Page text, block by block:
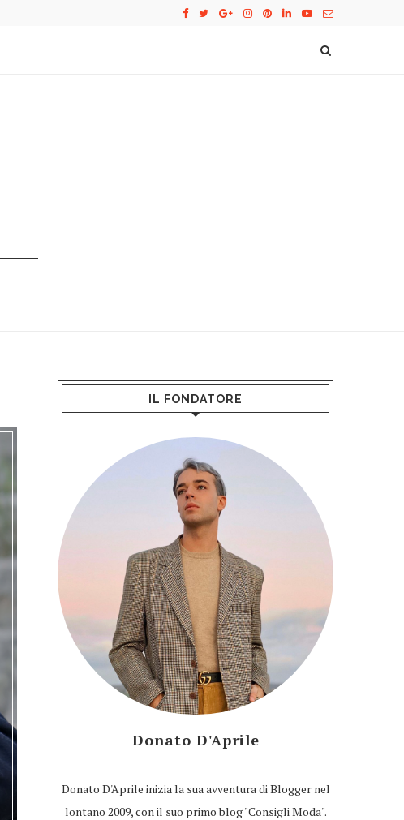
IL FONDATORE
Donato D'Aprile
Donato D'Aprile inizia la sua avventura di Blogger nel
lontano 2009, con il suo primo blog "Consigli Moda".